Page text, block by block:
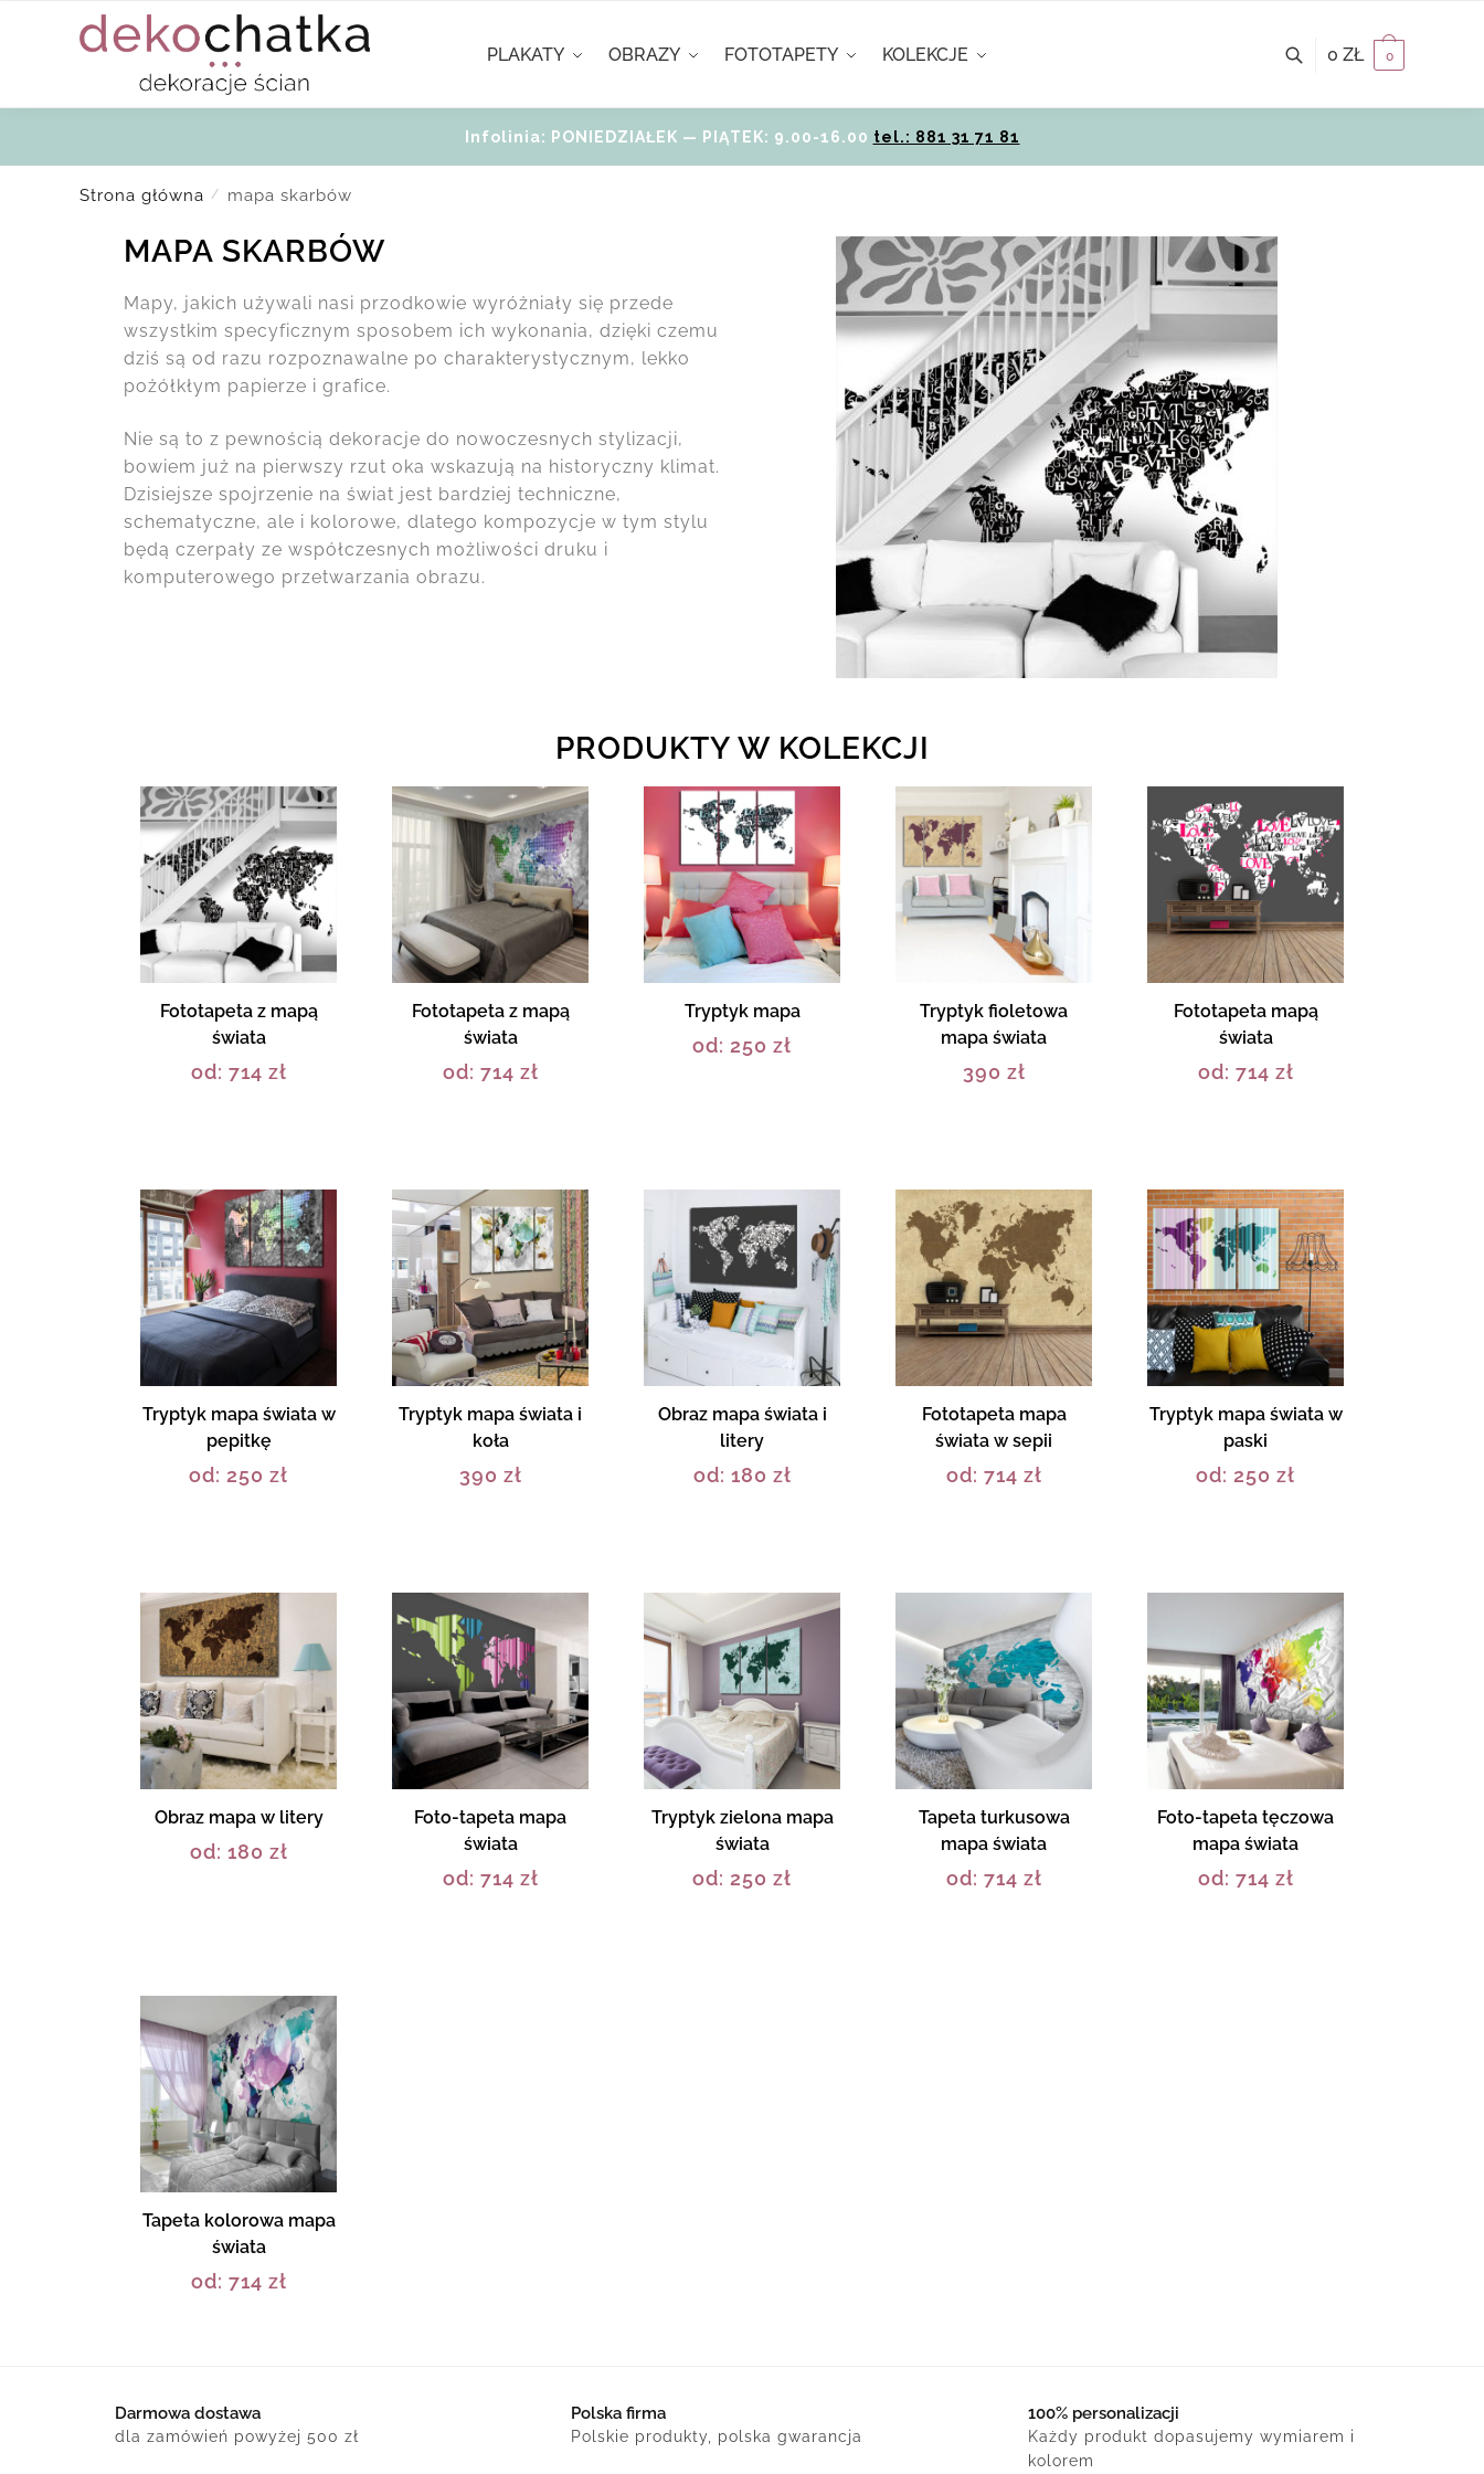
PLAKATY OBRAZY FOTOTAPETY KOLEKCJE 0 ZŁ 0
Infolinia: PONIEDZIAŁEK — PIĄTEK: 9.00-16.00 tel.: 881 31 71 81
Strona główna / mapa skarbów
MAPA SKARBÓW
Mapy, jakich używali nasi przodkowie wyróżniały się przede
wszystkim specyficznym sposobem ich wykonania, dzięki czemu
dziś są od razu rozpoznawalne po charakterystycznym, lekko
pożółkłym papierze i grafice.
Nie są to z pewnością dekoracje do nowoczesnych stylizacji,
bowiem już na pierwszy rzut oka wskazują na historyczny klimat.
Dzisiejsze spojrzenie na świat jest bardziej techniczne,
schematyczne, ale i kolorowe, dlatego kompozycje w tym stylu
będą czerpały ze współczesnych możliwości druku i
komputerowego przetwarzania obrazu.
PRODUKTY W KOLEKCJI
Fototapeta z mapą
świata
od: 714 zł
Fototapeta z mapą
świata
od: 714 zł
Tryptyk mapa
od: 250 zł
Tryptyk fioletowa
mapa świata
390 zł
Fototapeta mapą
świata
od: 714 zł
Tryptyk mapa świata w
pepitkę
od: 250 zł
Tryptyk mapa świata i
koła
390 zł
Obraz mapa świata i
litery
od: 180 zł
Fototapeta mapa
świata w sepii
od: 714 zł
Tryptyk mapa świata w
paski
od: 250 zł
Obraz mapa w litery
od: 180 zł
Foto-tapeta mapa
świata
od: 714 zł
Tryptyk zielona mapa
świata
od: 250 zł
Tapeta turkusowa
mapa świata
od: 714 zł
Foto-tapeta tęczowa
mapa świata
od: 714 zł
Tapeta kolorowa mapa
świata
od: 714 zł
Darmowa dostawa
dla zamówień powyżej 500 zł
Polska firma
Polskie produkty, polska gwarancja
100% personalizacji
Każdy produkt dopasujemy wymiarem i
kolorem